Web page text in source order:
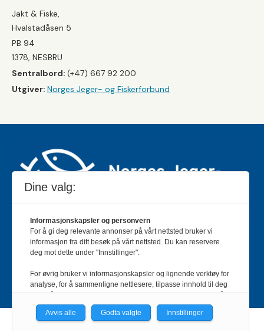
Jakt & Fiske,
Hvalstadåsen 5
PB 94
1378, NESBRU
Sentralbord: (+47) 667 92 200
Utgiver: Norges Jeger- og Fiskerforbund
Jakt & Fiske er landets største og eldste magasin for
jakt- og fiskeinteresserte med 195 000 månedlige
Bladet er en månedlig publikasjon og utgis av Norges
Jeger- og Fiskerforbund.
Meld deg inn her
Dine valg:
Informasjonskapsler og personvern
For å gi deg relevante annonser på vårt nettsted bruker vi
informasjon fra ditt besøk på vårt nettsted. Du kan reservere
deg mot dette under "Innstillinger".
For øvrig bruker vi informasjonskapsler og lignende verktøy for
analyse, for å sammenligne nettlesere, tilpasse innhold til deg
personvernerklæring.
Avvis alle Godta valgte Innstillinger